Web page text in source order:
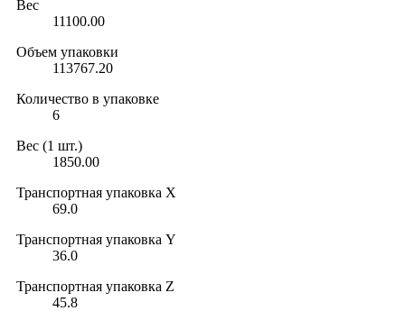
Вес
11100.00
Объем упаковки
113767.20
Количество в упаковке
6
Вес (1 шт.)
1850.00
Транспортная упаковка X
69.0
Транспортная упаковка Y
36.0
Транспортная упаковка Z
45.8